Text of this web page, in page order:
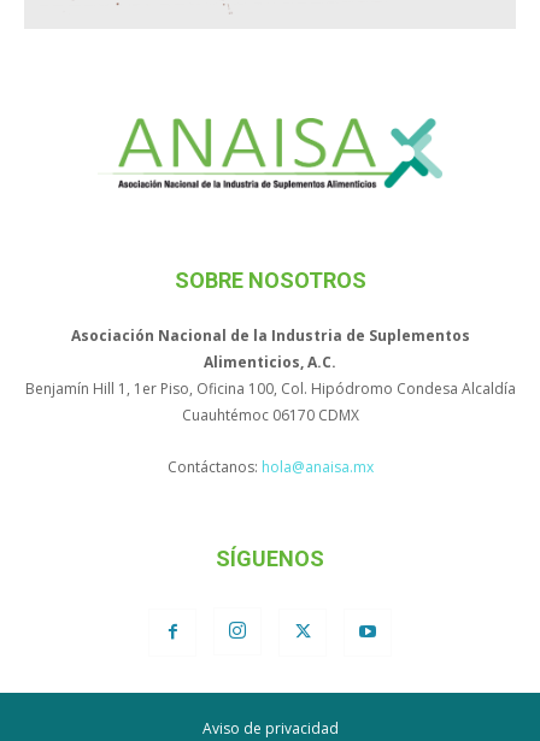
SOBRE NOSOTROS
Asociación Nacional de la Industria de Suplementos
Alimenticios, A.C.
Benjamín Hill 1, 1er Piso, Oficina 100, Col. Hipódromo Condesa Alcaldía
Cuauhtémoc 06170 CDMX
Contáctanos: hola@anaisa.mx
SÍGUENOS
Aviso de privacidad